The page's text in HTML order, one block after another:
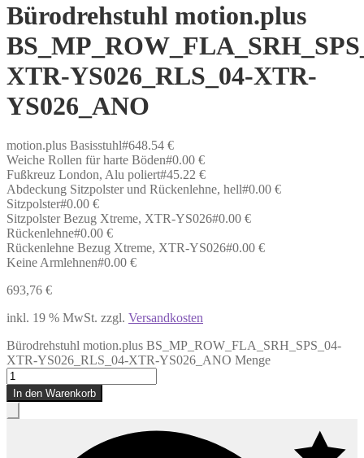
Bürodrehstuhl motion.plus
XTR-YS026_RLS_04-XTR-
YS026_ANO
motion.plus Basisstuhl#648.54 €
Weiche Rollen für harte Böden#0.00 €
Fußkreuz London, Alu poliert#45.22 €
Abdeckung Sitzpolster und Rückenlehne, hell#0.00 €
Sitzpolster#0.00 €
Sitzpolster Bezug Xtreme, XTR-YS026#0.00 €
Rückenlehne#0.00 €
Rückenlehne Bezug Xtreme, XTR-YS026#0.00 €
Keine Armlehnen#0.00 €
693,76 €
inkl. 19 % MwSt. zzgl. Versandkosten
Bürodrehstuhl motion.plus BS_MP_ROW_FLA_SRH_SPS_04-
XTR-YS026_RLS_04-XTR-YS026_ANO Menge
In den Warenkorb